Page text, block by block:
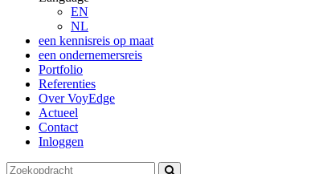
EN
NL
een kennisreis op maat
een ondernemersreis
Portfolio
Referenties
Over VoyEdge
Actueel
Contact
Inloggen